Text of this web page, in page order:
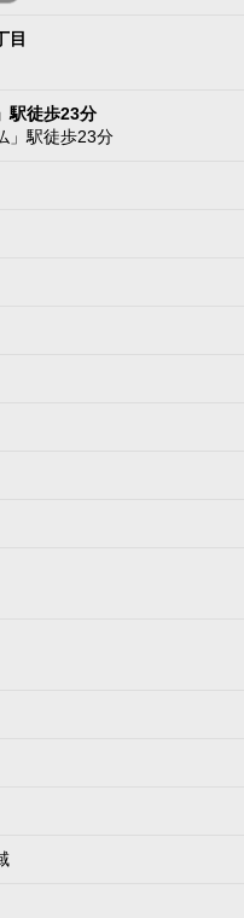
目
駅徒歩23分
」駅徒歩23分